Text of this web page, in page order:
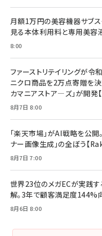
月額1万円の美容機器サブ
見る本体利用料と専用美容
8:00
ファーストリテイリングが
ニクロ商品を2万点寄贈を
カマニアストア―ズ」が開発
8月7日 8:00
「楽天市場」がAI戦略を公開
ナー画像生成」の全ぼう【
8月7日 7:00
世界23位のメガECが実践す
解。3年で顧客満足度144%
8月6日 8:00